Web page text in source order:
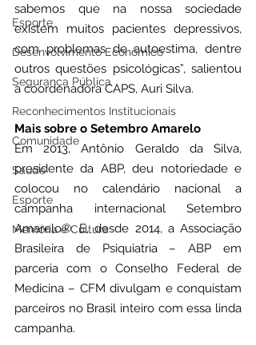
Esporte
Desenvolvimento Econômico
Segurança Pública
Reconhecimentos Institucionais
Comunidade
Saúde
Esporte
Memória e Cultura
sabemos que na nossa sociedade
existem muitos pacientes depressivos,
com problemas de autoestima, dentre
outros questões psicológicas”, salientou
a coordenadora CAPS, Auri Silva.
Mais sobre o Setembro Amarelo
Em 2013, Antônio Geraldo da Silva,
presidente da ABP, deu notoriedade e
colocou no calendário nacional a
campanha internacional Setembro
Amarelo®. E, desde 2014, a Associação
Brasileira de Psiquiatria – ABP em
parceria com o Conselho Federal de
Medicina – CFM divulgam e conquistam
parceiros no Brasil inteiro com essa linda
campanha.